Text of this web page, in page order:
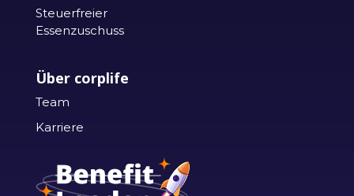
Steuerfreier
Essenzuschuss
Über corplife
Team
Karriere